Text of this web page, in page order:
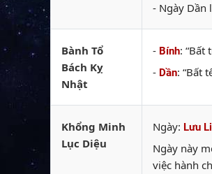
- Ngày Dần
Bành Tổ
Bách Kỵ
Nhật
- Bính: “Bất
- Dần: “Bất
Khổng Minh
Lục Diệu
Ngày: Lưu
Ngày này
việc hành